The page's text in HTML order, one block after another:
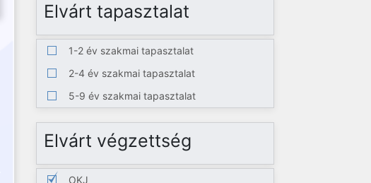
Elvárt tapasztalat
1-2 év szakmai tapasztalat
2-4 év szakmai tapasztalat
5-9 év szakmai tapasztalat
Elvárt végzettség
OKJ